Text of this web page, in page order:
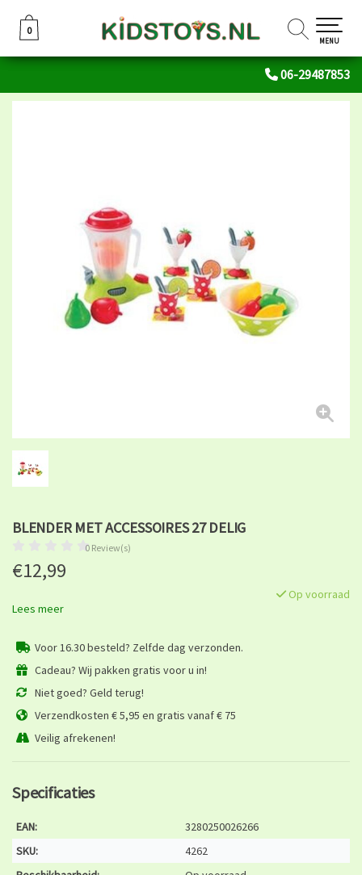
06-29487853
0
0
MENU
BLENDER MET ACCESSOIRES 27 DELIG
0 Review(s)
€12,99
Op voorraad
Lees meer
Voor 16.30 besteld? Zelfde dag verzonden.
Cadeau? Wij pakken gratis voor u in!
Niet goed? Geld terug!
Verzendkosten € 5,95 en gratis vanaf € 75
Veilig afrekenen!
Specificaties
EAN:
3280250026266
SKU:
4262